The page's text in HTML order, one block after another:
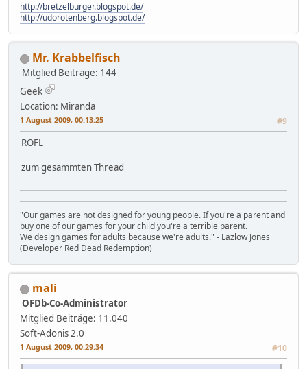
http://bretzelburger.blogspot.de/
http://udorotenberg.blogspot.de/
Mr. Krabbelfisch
Mitglied Beiträge: 144
Geek
Location: Miranda
1 August 2009, 00:13:25 #9
ROFL
zum gesammten Thread
"Our games are not designed for young people. If you're a parent and
buy one of our games for your child you're a terrible parent.
We design games for adults because we're adults." - Lazlow Jones
(Developer Red Dead Redemption)
mali
OFDb-Co-Administrator
Mitglied Beiträge: 11.040
Soft-Adonis 2.0
1 August 2009, 00:29:34 #10